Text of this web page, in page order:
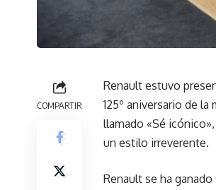
COMPARTIR
Renault estuvo
125º aniversario de
llamado «Sé
un estilo irreverente.
Renault se ha